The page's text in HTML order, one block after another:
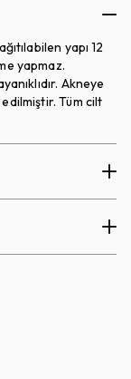
yıl yüzünüzde
yapı 12
yapmaz.
Akneye
Tüm cilt